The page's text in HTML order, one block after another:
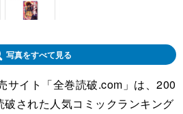
写真をすべて見る
サイト「全巻読破.com」は、200
された人気コミックランキング